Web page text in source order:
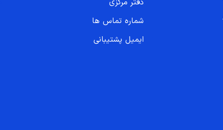
دفتر مرکزی
شماره تماس ها
ایمیل پشتیبانی